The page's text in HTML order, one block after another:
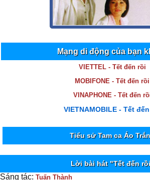
Mạng di động của bạn
VIETTEL - Tết đến rồi
MOBIFONE - Tết đến rồi
VINAPHONE - Tết đến
VIETNAMOBILE - Tết
Tiểu sử Tam ca Áo
Lời bài hát "Tết đến
Sáng tác: Tuấn Thành